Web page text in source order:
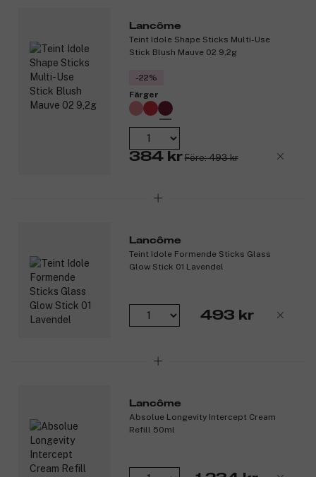
Lancôme
Teint Idole Shape Sticks Multi-Use
Stick Blush Mauve 02 9,2g
-22%
Färger
384 kr Före: 493 kr
Lancôme
Teint Idole Formende Sticks Glass
Glow Stick 01 Lavendel
493 kr
Lancôme
Absolue Longevity Intercept Cream
Refill 50ml